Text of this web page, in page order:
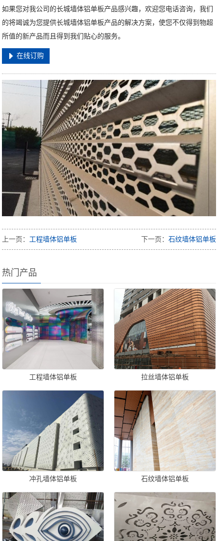
如果您对我公司的长城墙体铝单板产品感兴趣，欢迎您电话咨询，我们
的将竭诚为您提供长城墙体铝单板产品的解决方案，使您不仅得到物超
所值的新产品而且得到我们贴心的服务。
在线订购
上一页： 工程墙体铝单板 下一页： 石纹墙体铝单板
热门产品
工程墙体铝单板 拉丝墙体铝单板
冲孔墙体铝单板 石纹墙体铝单板